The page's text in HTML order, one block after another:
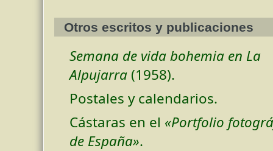
Otros escritos y publicaciones
Semana de vida bohemia en La
Alpujarra(1958).
Postales y calendarios.
Cástaras en el «Portfolio
de España».